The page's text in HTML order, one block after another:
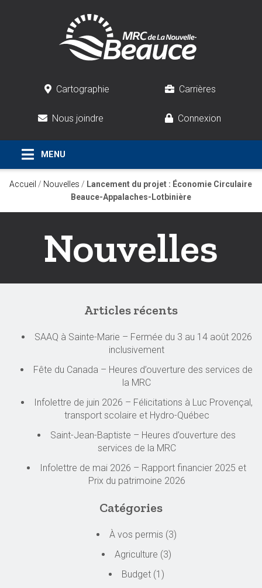
Cartographie Carrières
Nous joindre Connexion
Accueil / Nouvelles / Lancement du projet : Économie Circulaire
Beauce-Appalaches-Lotbinière
Nouvelles
Articles récents
SAAQ à Sainte-Marie – Fermée du 3 au 14 août 2026
inclusivement
Fête du Canada – Heures d’ouverture des services de
la MRC
Infolettre de juin 2026 – Félicitations à Luc Provençal,
transport scolaire et Hydro-Québec
Saint-Jean-Baptiste – Heures d’ouverture des
services de la MRC
Infolettre de mai 2026 – Rapport financier 2025 et
Prix du patrimoine 2026
Catégories
À vos permis (3)
Agriculture (3)
Budget (1)